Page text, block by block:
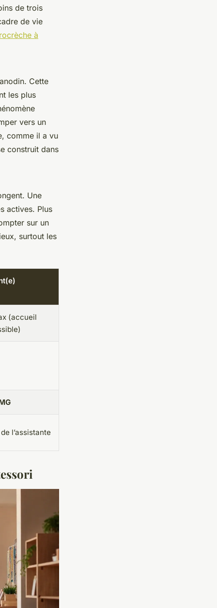
de trois
de vie
à
Cette
les plus
vers un
comme il a vu
construit dans
Une
actives. Plus
sur un
surtout les
(accueil
l’assistante